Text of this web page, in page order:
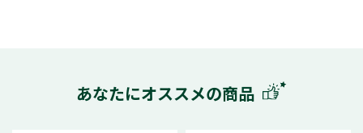
あなたにオススメの商品